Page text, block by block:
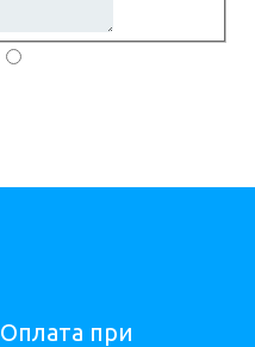
Оплата при